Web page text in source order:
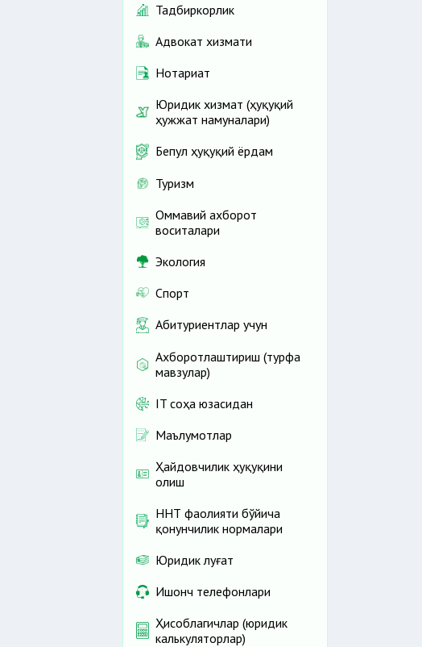
Тадбиркорлик
Адвокат хизмати
Нотариат
Юридик хизмат (ҳуқуқий
ҳужжат намуналари)
Бепул ҳуқуқий ёрдам
Туризм
Оммавий ахборот
воситалари
Экология
Спорт
Абитуриентлар учун
Ахборотлаштириш (турфа
мавзулар)
IT соҳа юзасидан
Маълумотлар
Ҳайдовчилик ҳуқуқини
олиш
ННТ фаолияти бўйича
қонунчилик нормалари
Юридик луғат
Ишонч телефонлари
Ҳисоблагичлар (юридик
калькуляторлар)